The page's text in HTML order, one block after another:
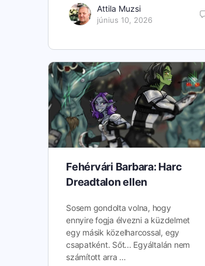
Attila Muzsi
június 10, 2026
Fehérvári Barbara: Harc
Dreadtalon ellen
Sosem gondolta volna, hogy
ennyire fogja élvezni a küzdelmet
egy másik közelharcossal, egy
csapatként. Sőt... Egyáltalán nem
számított arra …